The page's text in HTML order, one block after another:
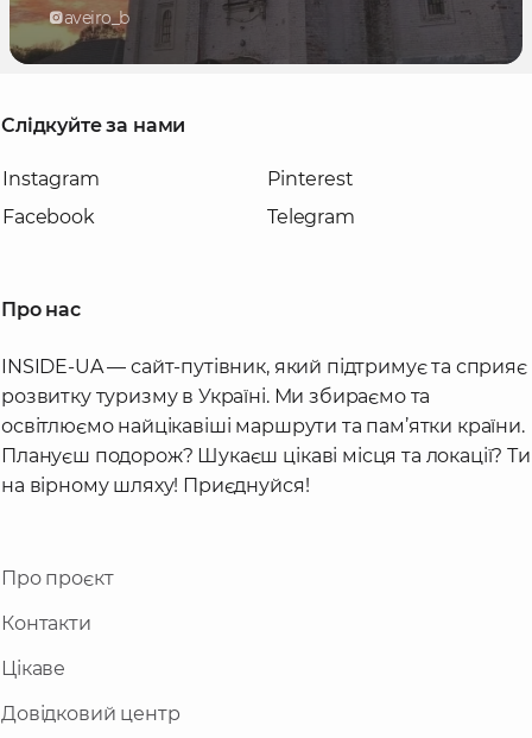
aveiro_b
Слідкуйте за нами
Instagram
Facebook
Pinterest
Telegram
Про нас
INSIDE-UA — сайт-путівник, який підтримує та сприяє
розвитку туризму в Україні. Ми збираємо та
освітлюємо найцікавіші маршрути та пам’ятки країни.
Плануєш подорож? Шукаєш цікаві місця та локації? Ти
на вірному шляху! Приєднуйся!
Про проєкт
Контакти
Цікаве
Довідковий центр